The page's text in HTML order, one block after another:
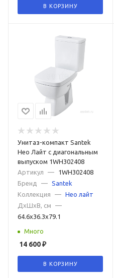
В КОРЗИНУ
Унитаз-компакт Santek
Нео Лайт с диагональным
выпуском 1WH302408
Артикул
—
1WH302408
Бренд
— Santek
Коллекция
— Нео лайт
ДxШxВ, см
—
64.6x36.3x79.1
Много
14 600₽
В КОРЗИНУ